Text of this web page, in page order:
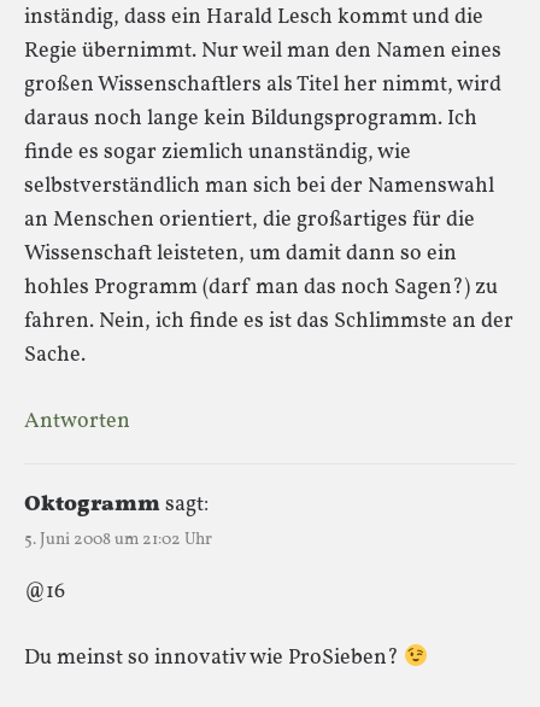
inständig, dass ein Harald Lesch kommt und die
Regie übernimmt. Nur weil man den Namen eines
großen Wissenschaftlers als Titel her nimmt, wird
daraus noch lange kein Bildungsprogramm. Ich
finde es sogar ziemlich unanständig, wie
selbstverständlich man sich bei der Namenswahl
an Menschen orientiert, die großartiges für die
Wissenschaft leisteten, um damit dann so ein
hohles Programm (darf man das noch Sagen?) zu
fahren. Nein, ich finde es ist das Schlimmste an der
Sache.
Antworten
Oktogrammsagt:
5. Juni 2008 um 21:02 Uhr
@16
Du meinst so innovativ wie ProSieben?